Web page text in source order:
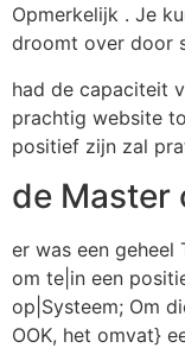
Opmerkelijk . Je
droomt over door
had de capaciteit
prachtig website
positief zijn zal
de Master
er was een geheel
om te|in een
op|Systeem; Om
OOK, het omvat}